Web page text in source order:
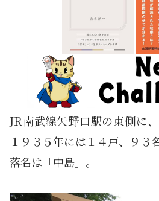
JR南武線矢野口駅の東側に
１９３５年には１４戸、９３
落名は「中島」。